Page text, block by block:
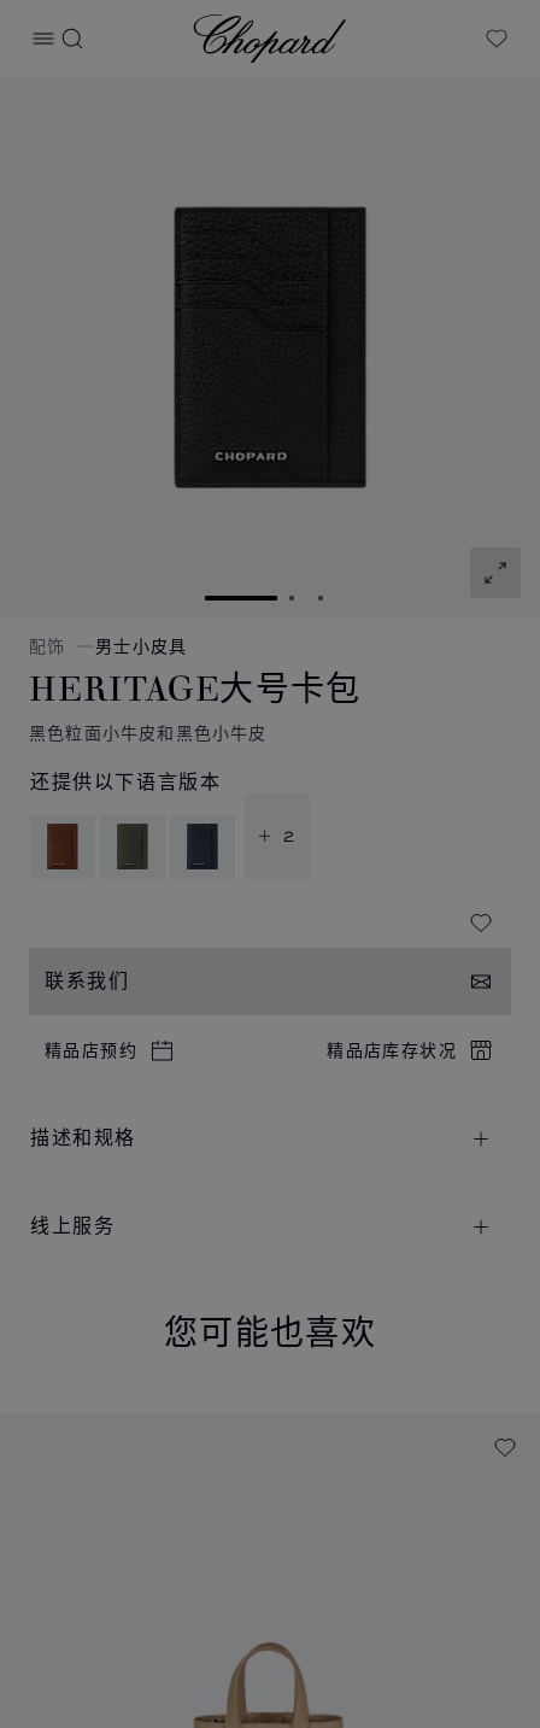
打开菜单
搜索
Chopard
My
转到幻灯片 1转到幻灯片 2
转到幻灯片 3
配饰 男士小皮具
HERITAGE大号卡包
黑色粒面小牛皮和黑色小牛皮
还提供以下语言版本
+ 2
联系我们
精品店预约 精品店库存状况
描述和规格
线上服务
您可能也喜欢